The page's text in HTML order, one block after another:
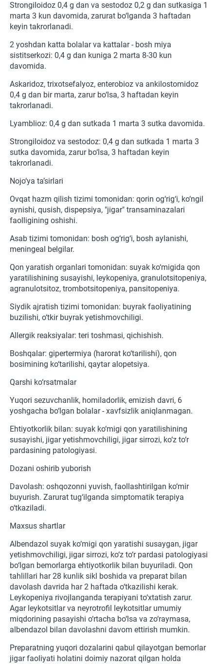
Strongiloidoz 0,4 g dan va sestodoz 0,2 g dan sutkasiga 1
marta 3 kun davomida, zarurat bo‘lganda 3 haftadan
keyin takrorlanadi.
2 yoshdan katta bolalar va kattalar - bosh miya
sistitserkozi: 0,4 g dan kuniga 2 marta 8-30 kun
davomida.
Askaridoz, trixotsefalyoz, enterobioz va ankilostomidoz
0,4 g dan bir marta, zarur bo‘lsa, 3 haftadan keyin
takrorlanadi.
Lyamblioz: 0,4 g dan sutkada 1 marta 3 sutka davomida.
Strongiloidoz va sestodoz: 0,4 g dan sutkada 1 marta 3
sutka davomida, zarur bo‘lsa, 3 haftadan keyin
takrorlanadi.
Nojo‘ya ta’sirlari
Ovqat hazm qilish tizimi tomonidan: qorin og‘rig‘i, ko‘ngil
aynishi, qusish, dispepsiya, "jigar" transaminazalari
faolligining oshishi.
Asab tizimi tomonidan: bosh og‘rig‘i, bosh aylanishi,
meningeal belgilar.
Qon yaratish organlari tomonidan: suyak ko‘migida qon
yaratilishining susayishi, leykopeniya, granulotsitopeniya,
agranulotsitoz, trombotsitopeniya, pansitopeniya.
Siydik ajratish tizimi tomonidan: buyrak faoliyatining
buzilishi, o‘tkir buyrak yetishmovchiligi.
Allergik reaksiyalar: teri toshmasi, qichishish.
Boshqalar: gipertermiya (harorat ko‘tarilishi), qon
bosimining ko‘tarilishi, qaytar alopetsiya.
Qarshi ko‘rsatmalar
Yuqori sezuvchanlik, homiladorlik, emizish davri, 6
yoshgacha bo‘lgan bolalar - xavfsizlik aniqlanmagan.
Ehtiyotkorlik bilan: suyak ko‘migi qon yaratilishining
susayishi, jigar yetishmovchiligi, jigar sirrozi, ko‘z to‘r
pardasining patologiyasi.
Dozani oshirib yuborish
Davolash: oshqozonni yuvish, faollashtirilgan ko‘mir
buyurish. Zarurat tug‘ilganda simptomatik terapiya
o‘tkaziladi.
Maxsus shartlar
Albendazol suyak ko‘migi qon yaratishi susaygan, jigar
yetishmovchiligi, jigar sirrozi, ko‘z to‘r pardasi patologiyasi
bo‘lgan bemorlarga ehtiyotkorlik bilan buyuriladi. Qon
tahlillari har 28 kunlik sikl boshida va preparat bilan
davolash davrida har 2 haftada o‘tkazilishi kerak.
Leykopeniya rivojlanganda terapiyani to‘xtatish zarur.
Agar leykotsitlar va neyrotrofil leykotsitlar umumiy
miqdorining pasayishi o‘rtacha bo‘lsa va zo‘raymasa,
albendazol bilan davolashni davom ettirish mumkin.
Preparatning yuqori dozalarini qabul qilayotgan bemorlar
jigar faoliyati holatini doimiy nazorat qilgan holda